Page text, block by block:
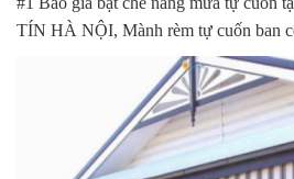
TÍN HÀ NỘI, Mành rèm tự cuốn ban